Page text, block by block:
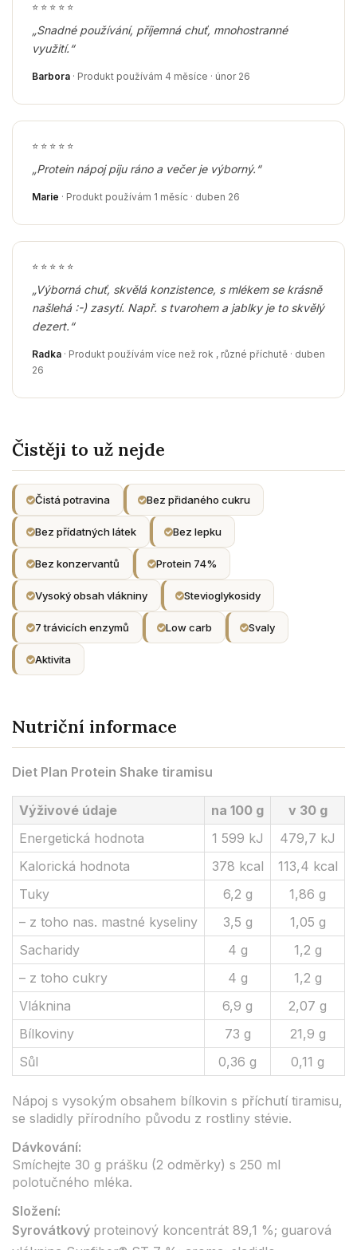
⭐ ⭐ ⭐ ⭐ ⭐
„Snadné používání, příjemná chuť, mnohostranné
využití.“
Barbora · Produkt používám 4 měsíce · únor 26
⭐ ⭐ ⭐ ⭐ ⭐
„Protein nápoj piju ráno a večer je výborný.“
Marie · Produkt používám 1 měsíc · duben 26
⭐ ⭐ ⭐ ⭐ ⭐
„Výborná chuť, skvělá konzistence, s mlékem se krásně
našlehá :-) zasytí. Např. s tvarohem a jablky je to skvělý
dezert.“
Radka · Produkt používám více než rok , různé příchutě · duben
26
Čistěji to už nejde
Čistá potravina Bez přidaného cukru
Bez přídatných látek Bez lepku
Bez konzervantů Protein 74%
Vysoký obsah vlákniny Stevioglykosidy
7 trávicích enzymů Low carb Svaly
Aktivita
Nutriční informace
Diet Plan Protein Shake tiramisu
Výživové údaje na 100 g
v 30 g
Energetická hodnota
1 599 kJ
479,7 kJ
Kalorická hodnota
378 kcal
113,4 kcal
Tuky
6,2 g
1,86 g
– z toho nas. mastné kyseliny
3,5 g
1,05 g
Sacharidy
4 g
1,2 g
– z toho cukry
4 g
1,2 g
Vláknina
6,9 g
2,07 g
Bílkoviny
73 g
21,9 g
Sůl
0,36 g 0,11 g
Nápoj s vysokým obsahem bílkovin s příchutí tiramisu,
se sladidly přírodního původu z rostliny stévie.
Dávkování:
Smíchejte 30 g prášku (2 odměrky) s 250 ml
polotučného mléka.
Složení:
Syrovátkový proteinový koncentrát 89,1 %; guarová